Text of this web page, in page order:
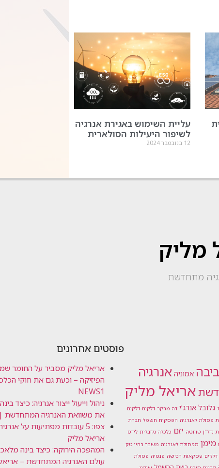
עליית השימוש באגירת אנרגיה
לשיפור היעילות הסולארית
12 בנובמבר 2024
מליק
מתחדשת
אמוניה אנרגיה
אריאל מליק
גלובל אנרג'י דה מרקר דלקים דלקים
פסולת לאנרגיה הפסקות חשמל חברת
נדל"ן טויוטה יזם כלכלה גלובלית לידס
מימן מפסולת לאנרגיה משבר בהיי-טק
דלקים עסקאות רכישה פנסיה פסולת
פוסטים אחרונים
אריאל מליק מסביר על החומר
הפיזיקה – וכעת גם את חוקי
NEWS1
ניהול וייעול ייצור אנרגיה: כיצד
את משוואת האנרגיה המתחדשת
צפו: 5 עובדות מפתיעות על
אריאל מליק
המהפכה הירוקה: כיצד בינה
עולם האנרגיה המתחדשת –